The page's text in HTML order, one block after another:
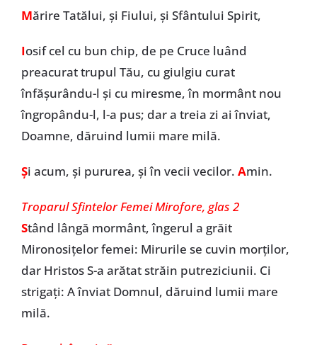
Mărire Tatălui, și Fiului, și Sfântului Spirit,
Iosif cel cu bun chip, de pe Cruce luând
preacurat trupul Tău, cu giulgiu curat
înfăşurându-l şi cu miresme, în mormânt nou
îngropându-l, l-a pus; dar a treia zi ai înviat,
Doamne, dăruind lumii mare milă.
Și acum, și pururea, și în vecii vecilor. Amin.
Troparul Sfintelor Femei Mirofore, glas 2
Stând lângă mormânt, îngerul a grăit
Mironosiţelor femei: Mirurile se cuvin morţilor,
dar Hristos S-a arătat străin putreziciunii. Ci
strigaţi: A înviat Domnul, dăruind lumii mare
milă.